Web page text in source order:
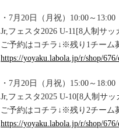
・7月20日（月祝）10:00～13:00
Jr,フェスタ2026 U-11[8人制サ
ご予約はコチラ↓※残り1チーム
https://yoyaku.labola.jp/r/shop/
・7月20日（月祝）15:00～18:00
Jr,フェスタ2025 U-10[8人制サ
ご予約はコチラ↓※残り2チーム
https://yoyaku.labola.jp/r/shop/